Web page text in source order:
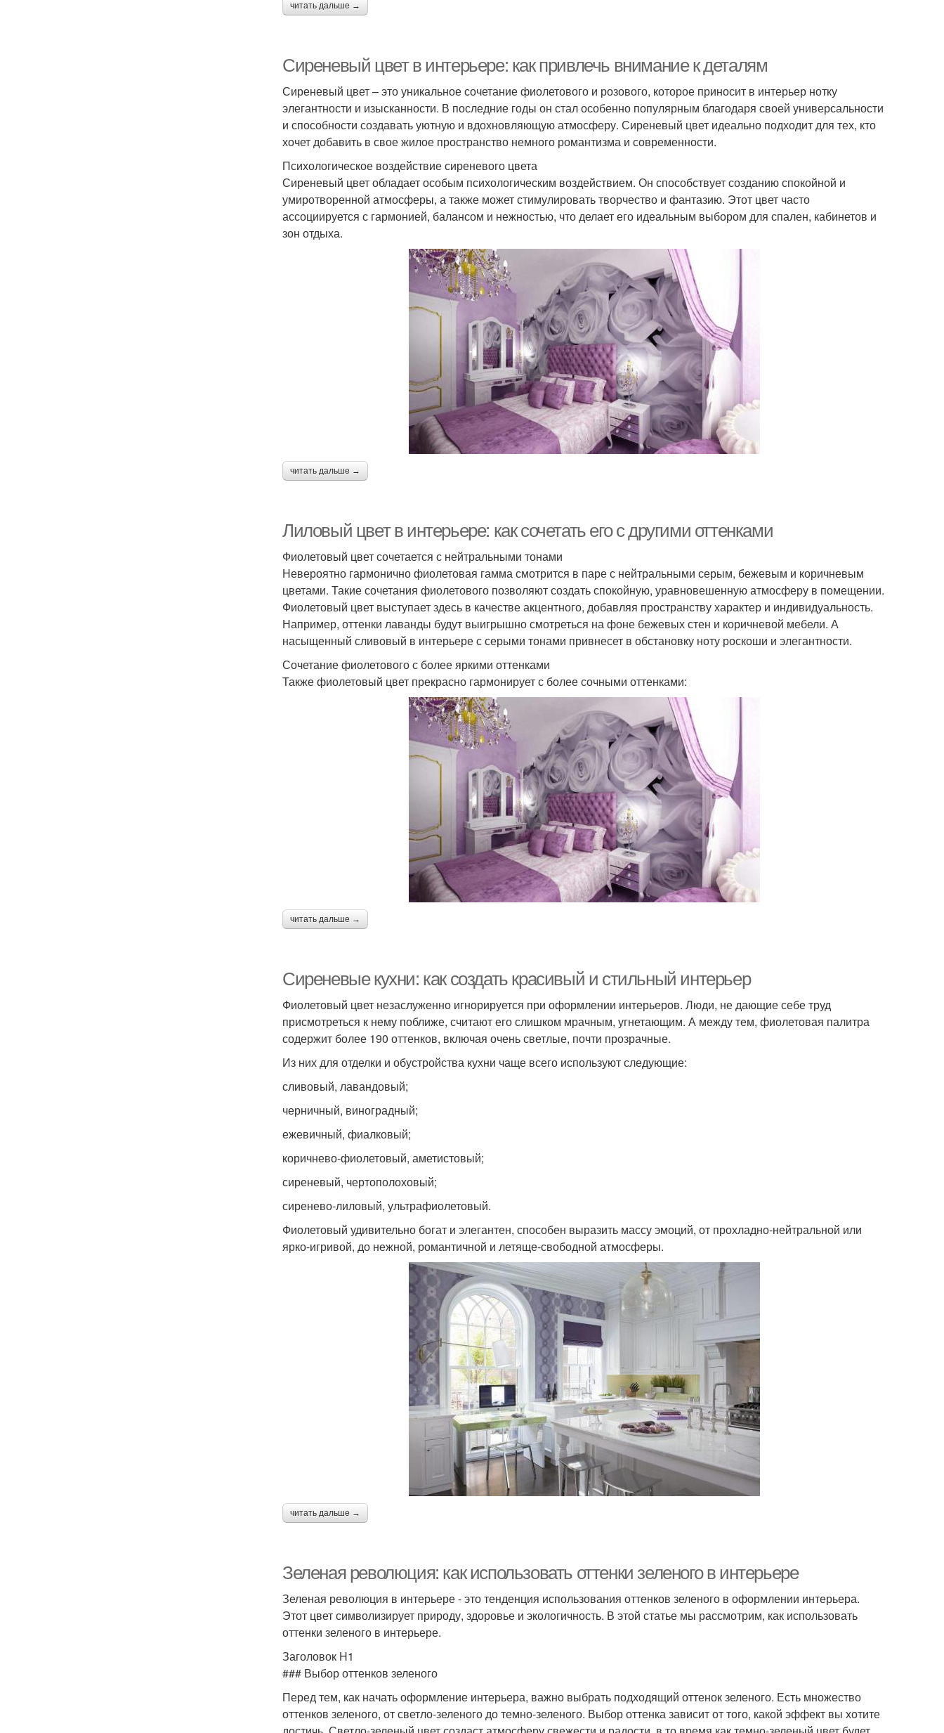
читать дальше →
Сиреневый цвет в интерьере: как привлечь внимание к деталям
Сиреневый цвет – это уникальное сочетание фиолетового и розового, которое приносит в интерьер нотку
элегантности и изысканности. В последние годы он стал особенно популярным благодаря своей универсальности
и способности создавать уютную и вдохновляющую атмосферу. Сиреневый цвет идеально подходит для тех, кто
хочет добавить в свое жилое пространство немного романтизма и современности.
Психологическое воздействие сиреневого цвета
Сиреневый цвет обладает особым психологическим воздействием. Он способствует созданию спокойной и
умиротворенной атмосферы, а также может стимулировать творчество и фантазию. Этот цвет часто
ассоциируется с гармонией, балансом и нежностью, что делает его идеальным выбором для спален, кабинетов и
зон отдыха.
читать дальше →
Лиловый цвет в интерьере: как сочетать его с другими оттенками
Фиолетовый цвет сочетается с нейтральными тонами
Невероятно гармонично фиолетовая гамма смотрится в паре с нейтральными серым, бежевым и коричневым
цветами. Такие сочетания фиолетового позволяют создать спокойную, уравновешенную атмосферу в помещении.
Фиолетовый цвет выступает здесь в качестве акцентного, добавляя пространству характер и индивидуальность.
Например, оттенки лаванды будут выигрышно смотреться на фоне бежевых стен и коричневой мебели. А
насыщенный сливовый в интерьере с серыми тонами привнесет в обстановку ноту роскоши и элегантности.
Сочетание фиолетового с более яркими оттенками
Также фиолетовый цвет прекрасно гармонирует с более сочными оттенками:
читать дальше →
Сиреневые кухни: как создать красивый и стильный интерьер
Фиолетовый цвет незаслуженно игнорируется при оформлении интерьеров. Люди, не дающие себе труд
присмотреться к нему поближе, считают его слишком мрачным, угнетающим. А между тем, фиолетовая палитра
содержит более 190 оттенков, включая очень светлые, почти прозрачные.
Из них для отделки и обустройства кухни чаще всего используют следующие:
сливовый, лавандовый;
черничный, виноградный;
ежевичный, фиалковый;
коричнево-фиолетовый, аметистовый;
сиреневый, чертополоховый;
сиренево-лиловый, ультрафиолетовый.
Фиолетовый удивительно богат и элегантен, способен выразить массу эмоций, от прохладно-нейтральной или
ярко-игривой, до нежной, романтичной и летяще-свободной атмосферы.
читать дальше →
Зеленая революция: как использовать оттенки зеленого в интерьере
Зеленая революция в интерьере - это тенденция использования оттенков зеленого в оформлении интерьера.
Этот цвет символизирует природу, здоровье и экологичность. В этой статье мы рассмотрим, как использовать
оттенки зеленого в интерьере.
Заголовок H1
### Выбор оттенков зеленого
Перед тем, как начать оформление интерьера, важно выбрать подходящий оттенок зеленого. Есть множество
оттенков зеленого, от светло-зеленого до темно-зеленого. Выбор оттенка зависит от того, какой эффект вы хотите